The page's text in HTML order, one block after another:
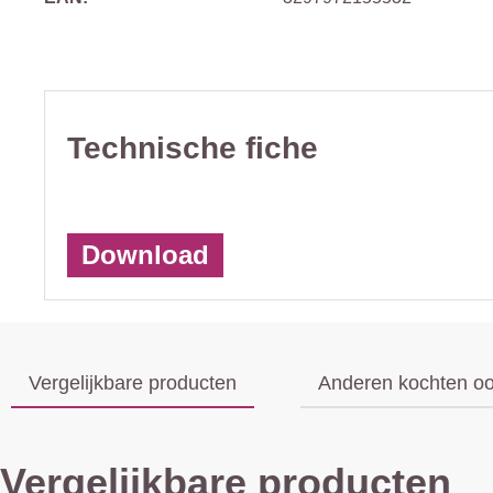
Technische fiche
Download
Vergelijkbare producten Anderen kochten
Vergelijkbare producten